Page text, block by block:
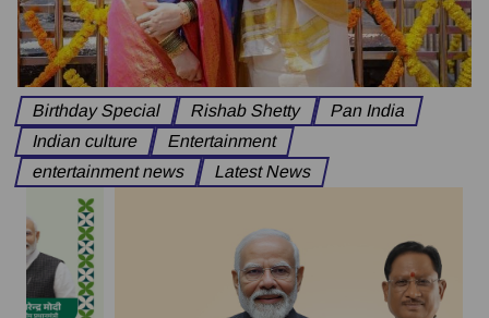
Birthday Special Rishab Shetty
Pan India
Indian culture
Entertainment
entertainment news
Latest News